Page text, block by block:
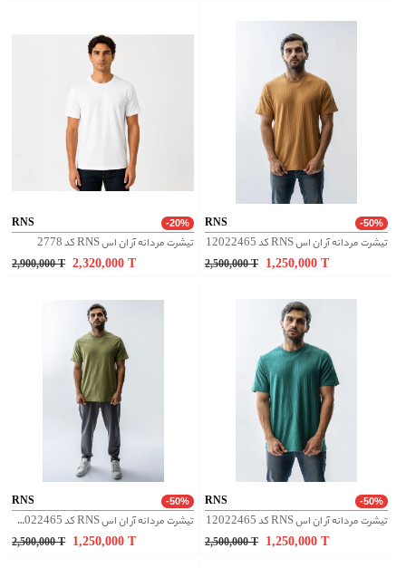
RNS -20%
تیشرت مردانه آر ان اس RNS کد 2778
2,900,000 T 2,320,000
RNS -50%
تیشرت مردانه آر ان اس RNS کد 12022465
2,500,000 T 1,250,000
RNS -50%
تیشرت مردانه آر ان اس RNS کد 12022465
2,500,000 T 1,250,000
RNS -50%
تیشرت مردانه آر ان اس RNS کد 12022465
2,500,000 T 1,250,000